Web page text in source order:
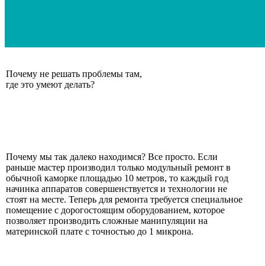
Почему не решать проблемы там,
где это умеют делать?
Почему мы так далеко находимся? Все просто. Если
раньше мастер производил только модульный ремонт в
обычной каморке площадью 10 метров, то каждый год
начинка аппаратов совершенствуется и технологии не
стоят на месте. Теперь для ремонта требуется специальное
помещение с дорогостоящим оборудованием, которое
позволяет производить сложные манипуляции на
материнской плате с точностью до 1 микрона.